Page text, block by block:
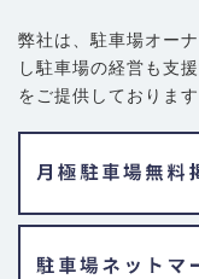
弊社は、駐車場オー
し駐車場の経営も支
をご提供しております